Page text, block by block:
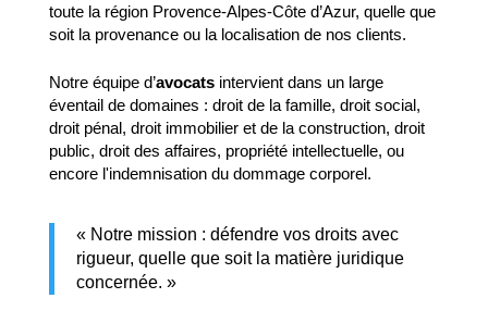
toute la région Provence-Alpes-Côte d’Azur, quelle que
soit la provenance ou la localisation de nos clients.
Notre équipe d’avocatsintervient dans un large
éventail de domaines : droit de la famille, droit social,
droit pénal, droit immobilier et de la construction, droit
public, droit des affaires, propriété intellectuelle, ou
encore l'indemnisation du dommage corporel.
« Notre mission : défendre vos droits avec
rigueur, quelle que soit la matière juridique
concernée. »